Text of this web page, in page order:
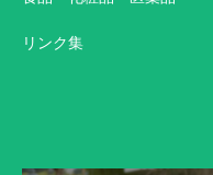
リンク集